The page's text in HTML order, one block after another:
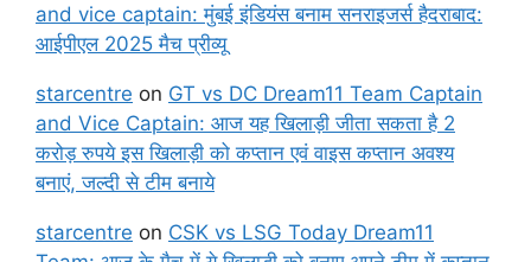
and vice captain: मुंबई इंडियंस बनाम सनराइजर्स हैदराबाद:
आईपीएल 2025 मैच प्रीव्यू
starcentre on GT vs DC Dream11 Team Captain
and Vice Captain: आज यह खिलाड़ी जीता सकता है 2
करोड़ रुपये इस खिलाड़ी को कप्तान एवं वाइस कप्तान अवश्य
बनाएं, जल्दी से टीम बनाये
starcentre on CSK vs LSG Today Dream11